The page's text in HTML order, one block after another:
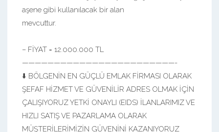
aşene gibi kullanılacak bir alan
mevcuttur.
– FİYAT = 12.000.000 TL
————————————————————————-
⬇️ BÖLGENİN EN GÜÇLÜ EMLAK FİRMASI OLARAK
ŞEFAF HİZMET VE GÜVENİLİR ADRES OLMAK İÇİN
ÇALIŞIYORUZ YETKİ ONAYLI (EIDS) İLANLARIMIZ VE
HIZLI SATIŞ VE PAZARLAMA OLARAK
MÜŞTERİLERİMİZİN GÜVENİNİ KAZANIYORUZ